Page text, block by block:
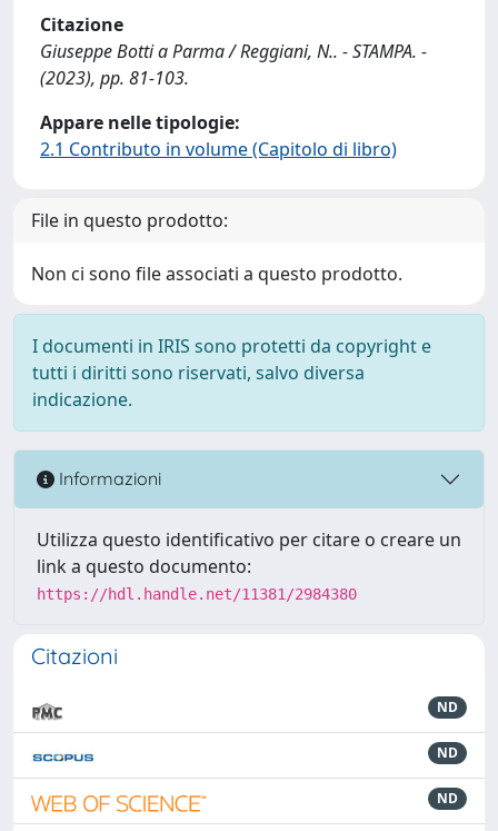
Citazione
Giuseppe Botti a Parma / Reggiani, N.. - STAMPA. -
(2023), pp. 81-103.
Appare nelle tipologie:
2.1 Contributo in volume (Capitolo di libro)
File in questo prodotto:
Non ci sono file associati a questo prodotto.
I documenti in IRIS sono protetti da copyright e
tutti i diritti sono riservati, salvo diversa
indicazione.
Informazioni
Utilizza questo identificativo per citare o creare un
link a questo documento:
https://hdl.handle.net/11381/2984380
Citazioni
ND
ND
ND